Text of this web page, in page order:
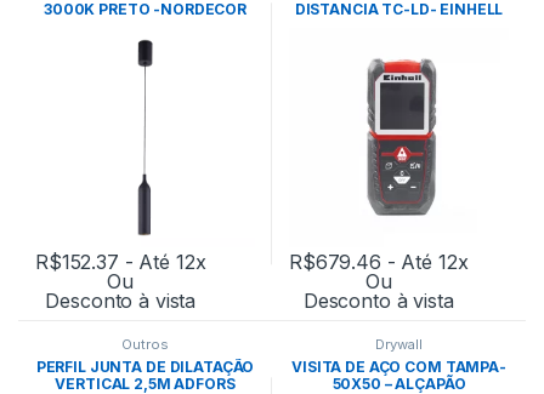
3000K PRETO -NORDECOR
R$152.37 - Até 12x
Ou
Desconto à vista
DISTANCIA TC-LD- EINHELL
R$679.46 - Até 12x
Ou
Desconto à vista
Outros
PERFIL JUNTA DE DILATAÇÃO
VERTICAL 2,5M ADFORS
Drywall
VISITA DE AÇO COM TAMPA-
50X50 – ALÇAPÃO